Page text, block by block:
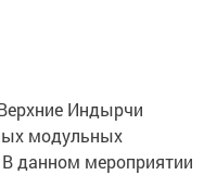
Индырчи
модульных
данном мероприятии